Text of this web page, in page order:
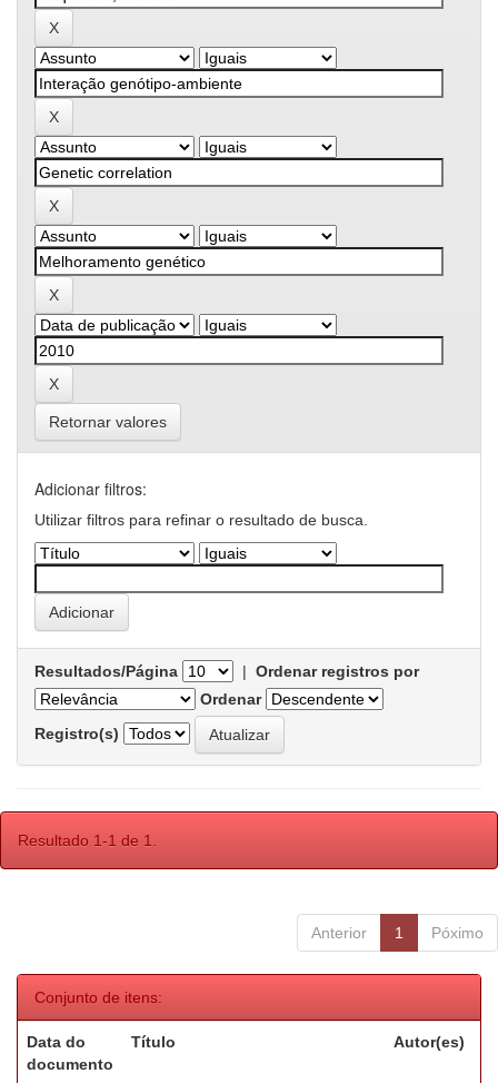
Retornar valores
Adicionar filtros:
Utilizar filtros para refinar o resultado de busca.
Resultados/Página | Ordenar registros por
Ordenar
Registro(s)
Resultado 1-1 de 1.
Anterior 1 Póximo
Conjunto de itens:
Data do
documento
Título Autor(es)